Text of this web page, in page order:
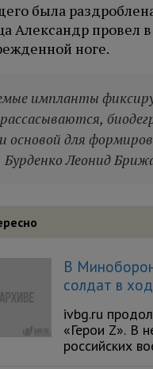
была
Александр провел
ноге.
импланты
основой для
Леонид
В
солдат в
ivbg.ru
«Герои Z». В
российских